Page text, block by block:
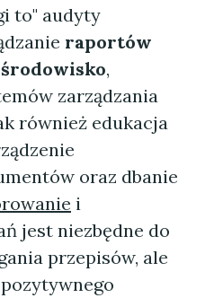
to" audyty
raportów
,
zarządzania
również edukacja
oraz dbanie
i
jest niezbędne do
przepisów, ale